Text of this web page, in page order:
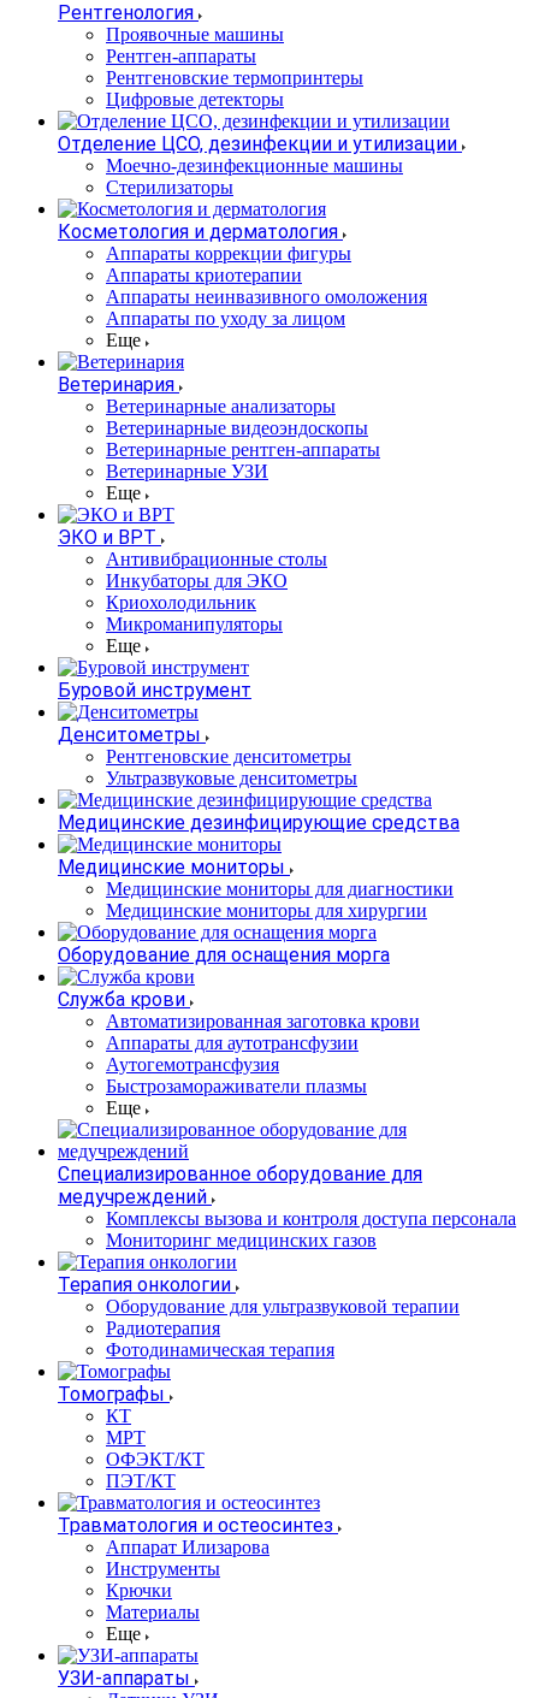
Рентгенология
Проявочные машины
Рентген-аппараты
Рентгеновские термопринтеры
Цифровые детекторы
Отделение ЦСО, дезинфекции и утилизации
Моечно-дезинфекционные машины
Стерилизаторы
Косметология и дерматология
Аппараты коррекции фигуры
Аппараты криотерапии
Аппараты неинвазивного омоложения
Аппараты по уходу за лицом
Еще
Ветеринария
Ветеринарные анализаторы
Ветеринарные видеоэндоскопы
Ветеринарные рентген-аппараты
Ветеринарные УЗИ
Еще
ЭКО и ВРТ
Антивибрационные столы
Инкубаторы для ЭКО
Криохолодильник
Микроманипуляторы
Еще
Буровой инструмент
Денситометры
Рентгеновские денситометры
Ультразвуковые денситометры
Медицинские дезинфицирующие средства
Медицинские мониторы
Медицинские мониторы для диагностики
Медицинские мониторы для хирургии
Оборудование для оснащения морга
Служба крови
Автоматизированная заготовка крови
Аппараты для аутотрансфузии
Аутогемотрансфузия
Быстрозамораживатели плазмы
Еще
Специализированное оборудование для
медучреждений
Комплексы вызова и контроля доступа персонала
Мониторинг медицинских газов
Терапия онкологии
Оборудование для ультразвуковой терапии
Радиотерапия
Фотодинамическая терапия
Томографы
КТ
МРТ
ОФЭКТ/КТ
ПЭТ/КТ
Травматология и остеосинтез
Аппарат Илизарова
Инструменты
Крючки
Материалы
Еще
УЗИ-аппараты